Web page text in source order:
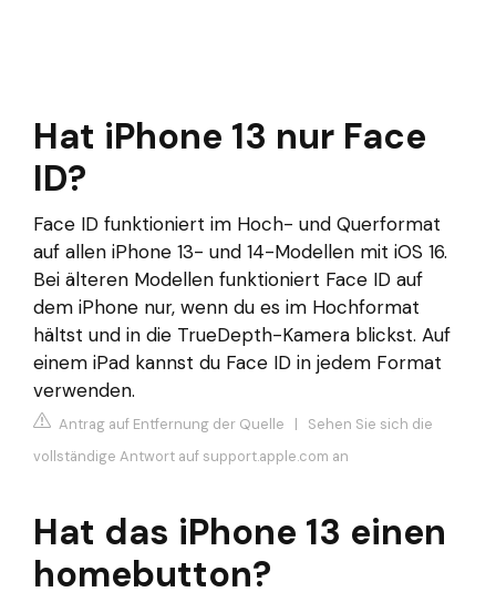
Hat iPhone 13 nur Face
ID?
Face ID funktioniert im Hoch- und Querformat
auf allen iPhone 13- und 14-Modellen mit iOS 16.
Bei älteren Modellen funktioniert Face ID auf
dem iPhone nur, wenn du es im Hochformat
hältst und in die TrueDepth-Kamera blickst. Auf
einem iPad kannst du Face ID in jedem Format
verwenden.
Antrag auf Entfernung der Quelle | Sehen Sie sich die
vollständige Antwort auf support.apple.com an
Hat das iPhone 13 einen
homebutton?